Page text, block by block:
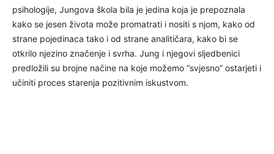
psihologije, Jungova škola bila je jedina koja je prepoznala
kako se jesen života može promatrati i nositi s njom, kako od
strane pojedinaca tako i od strane analitičara, kako bi se
otkrilo njezino značenje i svrha. Jung i njegovi sljedbenici
predložili su brojne načine na koje možemo “svjesno” ostarjeti i
učiniti proces starenja pozitivnim iskustvom.